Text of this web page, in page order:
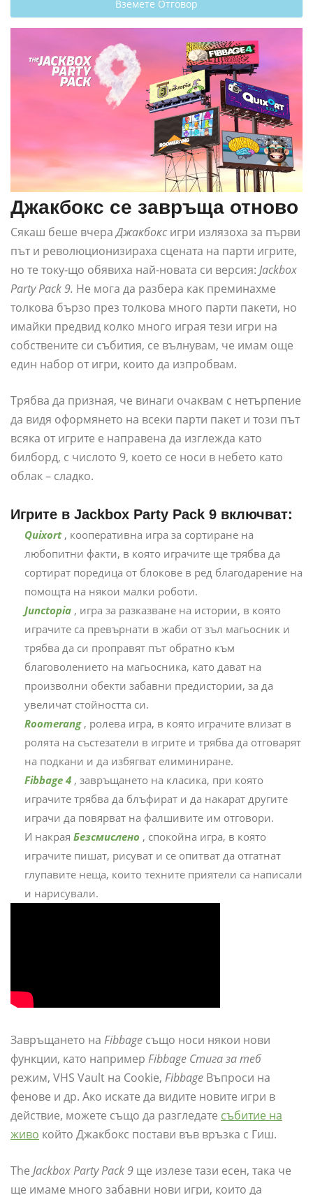
Вземете Отговор
Джакбокс се завръща отново
Сякаш беше вчераДжакбокс игри излязоха за първи
път и революционизираха сцената на парти игрите,
но те току-що обявиха най-новата си версия: Jackbox
Party Pack 9. Не мога да разбера как преминахме
толкова бързо през толкова много парти пакети, но
имайки предвид колко много играя тези игри на
собствените си събития, се вълнувам, че имам още
един набор от игри, които да изпробвам.
Трябва да призная, че винаги очаквам с нетърпение
да видя оформянето на всеки парти пакет и този път
всяка от игрите е направена да изглежда като
билборд, с числото 9, което се носи в небето като
облак – сладко.
Игрите в Jackbox Party Pack 9 включват:
Quixort , кооперативна игра за сортиране на
любопитни факти, в която играчите ще трябва да
сортират поредица от блокове в ред благодарение на
помощта на някои малки роботи.
Junctopia , игра за разказване на истории, в която
играчите са превърнати в жаби от зъл магьосник и
трябва да си проправят път обратно към
благоволението на магьосника, като дават на
произволни обекти забавни предистории, за да
увеличат стойността си.
Roomerang , ролева игра, в която играчите влизат в
ролята на състезатели в игрите и трябва да отговарят
на подкани и да избягват елиминиране.
Fibbage 4 , завръщането на класика, при която
играчите трябва да блъфират и да накарат другите
играчи да повярват на фалшивите им отговори.
И накрая Безсмислено , спокойна игра, в която
играчите пишат, рисуват и се опитват да отгатнат
глупавите неща, които техните приятели са написали
и нарисували.
Завръщането на Fibbage също носи някои нови
функции, като например Fibbage Стига за теб
режим, VHS Vault на Cookie, Fibbage Въпроси на
фенове и др. Ако искате да видите новите игри в
действие, можете също да разгледате събитие на
живо който Джакбокс постави във връзка с Гиш.
The Jackbox Party Pack 9 ще излезе тази есен, така че
ще имаме много забавни нови игри, които да